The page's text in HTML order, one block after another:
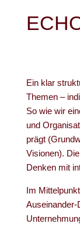
Ein klar
Themen –
So wie wir
und
prägt
Visionen).
Denken mit
Im
Auseinander-